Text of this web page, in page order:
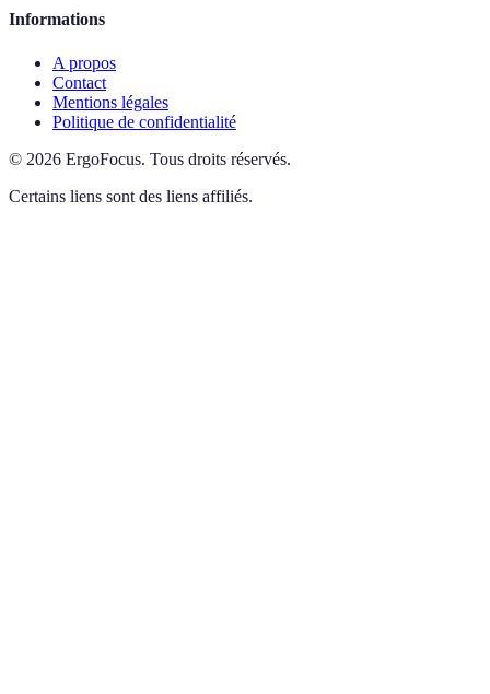
Informations
A propos
Contact
Mentions légales
Politique de confidentialité
© 2026 ErgoFocus. Tous droits réservés.
Certains liens sont des liens affiliés.